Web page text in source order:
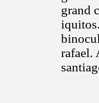
grand
rafael.